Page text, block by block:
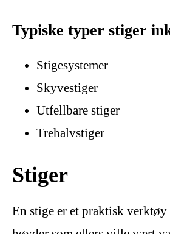
Typiske typer stiger
Stigesystemer
Skyvestiger
Utfellbare stiger
Trehalvstiger
Stiger
En stige er et praktisk